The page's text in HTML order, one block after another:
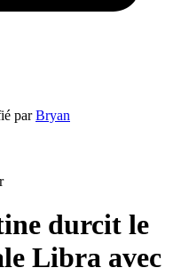
parBryan
durcit le
Libra avec